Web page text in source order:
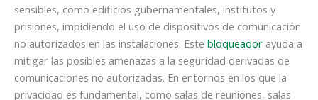
sensibles, como edificios gubernamentales, institutos y
prisiones, impidiendo el uso de dispositivos de comunicación
no autorizados en las instalaciones. Este bloqueador ayuda a
mitigar las posibles amenazas a la seguridad derivadas de
comunicaciones no autorizadas. En entornos en los que la
privacidad es fundamental, como salas de reuniones, salas